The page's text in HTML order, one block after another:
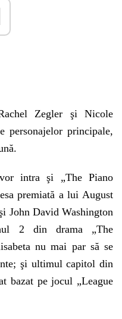
Zegler şi Nicole
personajelor principale,
intra şi „The Piano
premiată a lui August
John David Washington
2 din drama „The
nu mai par să se
şi ultimul capitol din
bazat pe jocul „League